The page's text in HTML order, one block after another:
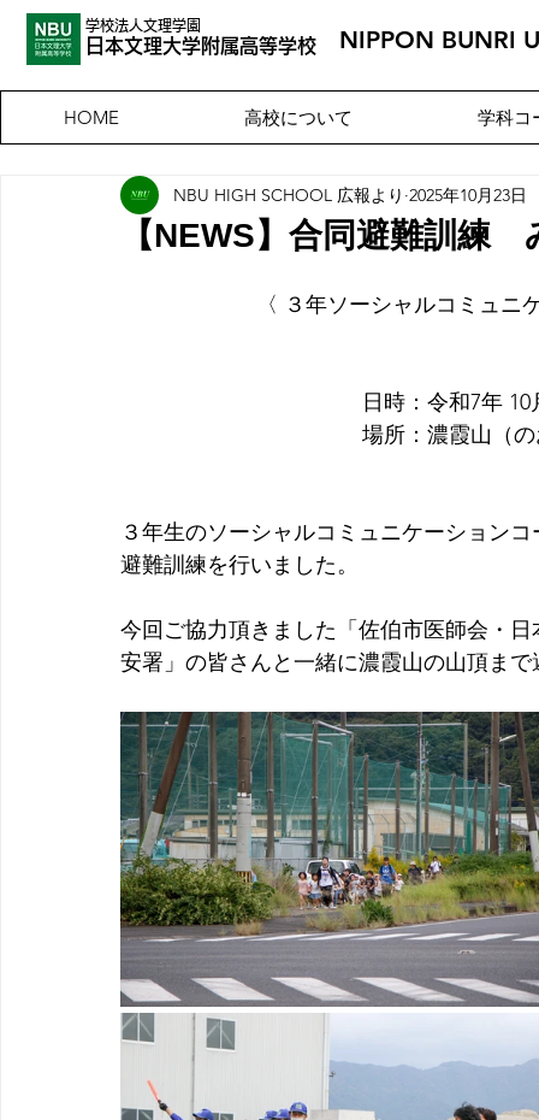
学校法人文理学園
​日本文理大学附属高等学校 NIPPON BUNRI
HOME 高校について 学科コ
【NEWS】合同避難訓練
NBU HIGH SCHOOL 広報より 2025年10月23日
〈 ３年ソーシャルコミュ
日時：令和7
場所： 濃霞山（
３年生のソーシャルコミュニケーション
避難訓練を行いました。
今回ご協力頂きました「佐伯市医師会・
安署」の皆さんと一緒に濃霞山の山頂ま